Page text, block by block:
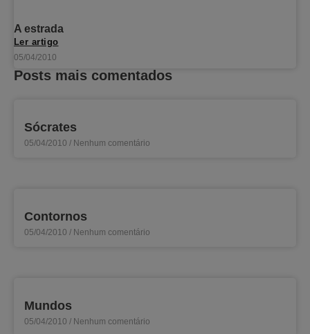
A estrada
Ler artigo
05/04/2010
Posts mais comentados
Sócrates
05/04/2010 Nenhum comentário
Contornos
05/04/2010 Nenhum comentário
Mundos
05/04/2010 Nenhum comentário